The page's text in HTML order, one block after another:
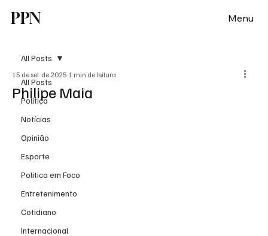
PPN Menu
All Posts
Política
Notícias
Opinião
Esporte
Politica em Foco
Entretenimento
Cotidiano
Internacional
All Posts
Philipe Maia
15 de set. de 2025 1 min de leitura